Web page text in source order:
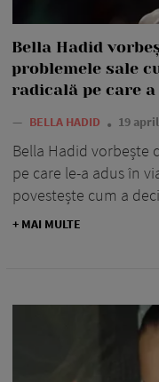
Bella Hadid
problemele sale
radicală pe care
— BELLA HADID 19
Bella Hadid vorbește
pe care le-a adus în
povestește cum a
+ MAI MULTE